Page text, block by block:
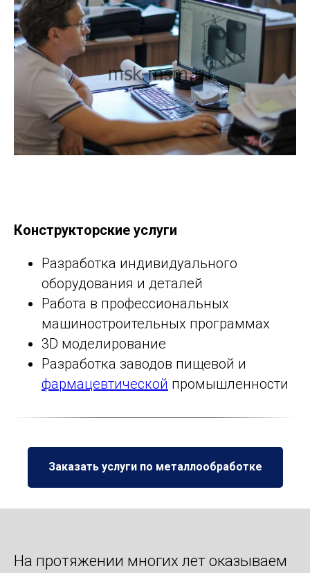
Конструкторские услуги
Разработка индивидуального
оборудования и деталей
Работа в профессиональных
машиностроительных программах
3D моделирование
Разработка заводов пищевой и
фармацевтической промышленности
Заказать услуги по металлообработке
На протяжении многих лет оказываем